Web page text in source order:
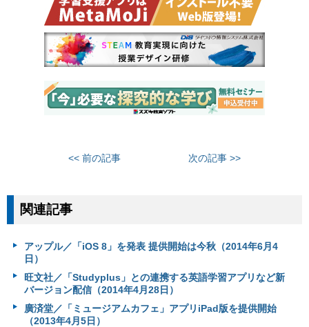
<< 前の記事 次の記事 >>
関連記事
アップル／「iOS 8」を発表 提供開始は今秋（2014年6月4
日）
旺文社／「Studyplus」との連携する英語学習アプリなど新
バージョン配信（2014年4月28日）
廣済堂／「ミュージアムカフェ」アプリiPad版を提供開始
（2013年4月5日）